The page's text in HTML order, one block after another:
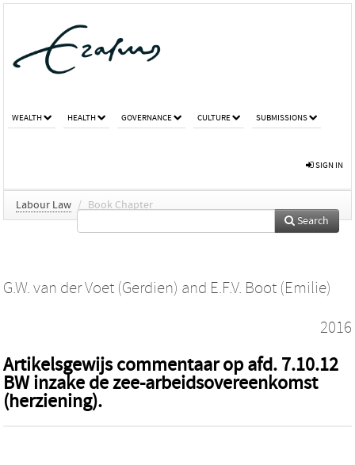
WEALTH HEALTH GOVERNANCE CULTURE SUBMISSIONS
SIGN IN
Labour Law / Book Chapter
Search
G.W. van der Voet (Gerdien) and E.F.V. Boot (Emilie)
2016
Artikelsgewijs commentaar op afd. 7.10.12
BW inzake de zee-arbeidsovereenkomst
(herziening).